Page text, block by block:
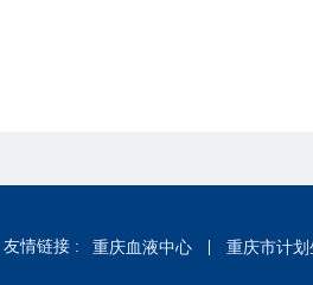
友情链接 : 重庆血液中心 重庆市计